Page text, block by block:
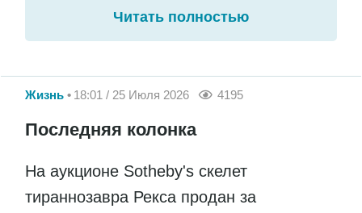
Читать полностью
Жизнь 18:01 / 25 Июля 2026 4195
Последняя колонка
На аукционе Sotheby's скелет
тираннозавра Рекса продан за